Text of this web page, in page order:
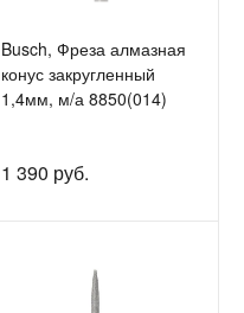
Busch, Фреза алмазная
конус закругленный
1,4мм, м/а 8850(014)
1 390 руб.